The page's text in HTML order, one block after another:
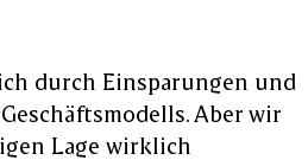
durch Einsparungen und
Aber wir
Lage wirklich